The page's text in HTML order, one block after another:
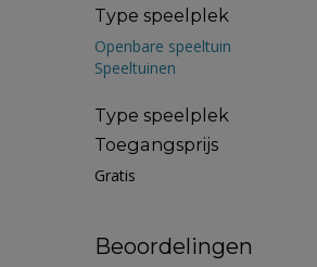
Type speelplek
Openbare speeltuin
Speeltuinen
Type speelplek
Toegangsprijs
Gratis
Beoordelingen